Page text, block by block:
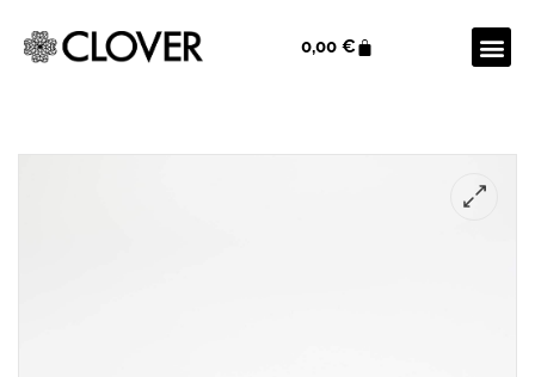
0,00 €